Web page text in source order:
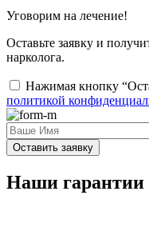
Уговорим на лечение!
Оставьте заявку и
нарколога.
Нажимая кнопку
политикой
Оставить заявку
Наши гарантии